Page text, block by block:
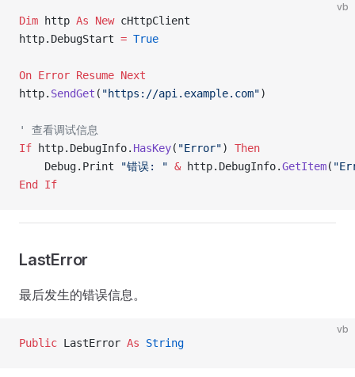
vb
Dim http As New cHttpClient
http.DebugStart = True
On Error Resume Next
http. SendGet ( "https://api.example.com")
' 查看调试信息
If http.DebugInfo. HasKey( "Error") Then
    Debug.Print
"错误: " & http.DebugInfo.GetItem(
End If
LastError
最后发生的错误信息。
vb
Public LastError As String